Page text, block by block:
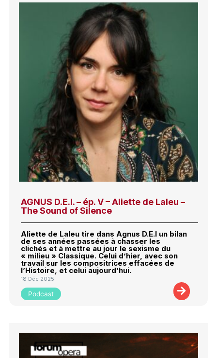
AGNUS D.E.I. – ép. V – Aliette de Laleu –
The Sound of Silence
Aliette de Laleu tire dans Agnus D.E.I un bilan
de ses années passées à chasser les
clichés et à mettre au jour le sexisme du
« milieu » Classique. Celui d’hier, avec son
travail sur les compositrices effacées de
l’Histoire, et celui aujourd’hui.
18 Déc 2025
Podcast